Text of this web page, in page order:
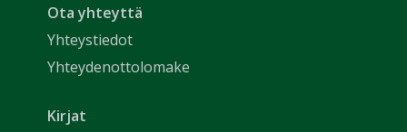
Ota yhteyttä
Yhteystiedot
Yhteydenottolomake
Kirjat